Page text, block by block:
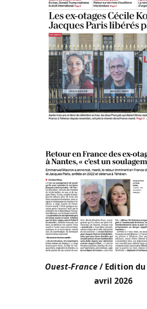
Ouest-France/ Edition
avril 2026